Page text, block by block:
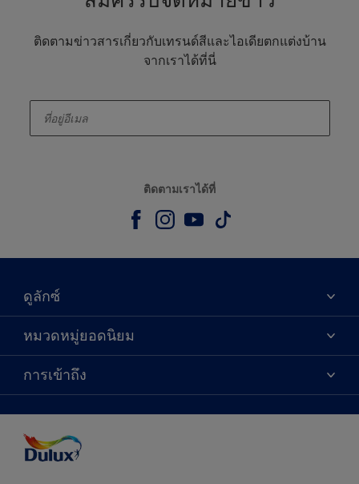
ติดตามข่าวสารเกี่ยวกับเทรนด์สีและไอเดียตกแต่งบ้าน
จากเราได้ที่นี่
ติดตามเราได้ที่
ดูลักซ์
เกี่ยวกับดูลักซ์
ติดต่อเรา
ค้นหาร้านค้า
หมวดหมู่ยอดนิยม
ผลิตภัณฑ์
ไอเดียการตกแต่ง
คำแนะนำจากผู้เชี่ยวชาญ
บริการออกแบบสี
การเข้าถึง